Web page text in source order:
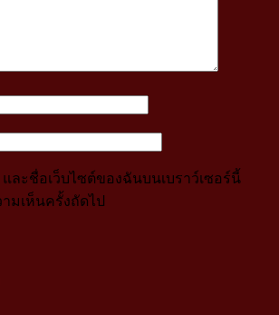
ละชื่อเว็บไซต์ของฉันบนเบราว์เซอร์นี้
มเห็นครั้งถัดไป